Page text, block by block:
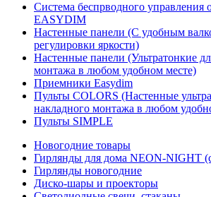
Система беспрводного управления
EASYDIM
Настенные панели (С удобным
регулировки яркости)
Настенные панели (Ультратонкие
монтажа в любом удобном месте)
Приемники Easydim
Пульты COLORS (Настенные
накладного монтажа в любом
Пульты SIMPLE
Новогодние товары
Гирлянды для дома NEON-NIGHT
Гирлянды новогодние
Диско-шары и проекторы